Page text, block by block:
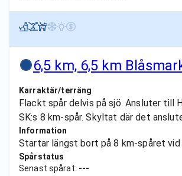
6,5 km, 6,5 km
Karraktär/terräng
Flackt spår delvis på sjö. Ansluter till
SK:s 8 km-spår. Skyltat där det
Information
Startar längst bort på 8 km-spåret
Spårstatus
Senast spårat: ---